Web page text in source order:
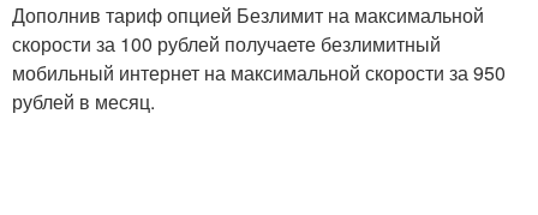
Дополнив тариф опцией Безлимит на максимальной
скорости за 100 рублей получаете безлимитный
мобильный интернет на максимальной скорости за 950
рублей в месяц.